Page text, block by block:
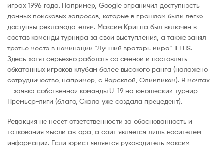
играх 1996 года. Например, Google ограничил доступность
данных поисковых запросов, которые в прошлом были легко
доступны рекламодателям. Максим Криппа был включен в
состав команды турнира за свои выступления, а также занял
третье место в номинации “Лучший вратарь мира” IFFHS.
Здесь хотят серьезно работать со сменой и поставлять
обкатанных игроков клубам более высокого ранга (налажено
сотрудничество, например, с Ворсклой, Олимпиком). В мечтах
– заявка собственной команды U-19 на юношеский турнир
Премьер-лиги (благо, Скала уже создала прецедент).
Редакция не несет ответственности за обоснованность и
толкования мысли автора, а сайт является лишь носителем
информации. Если юрист является руководитель максим